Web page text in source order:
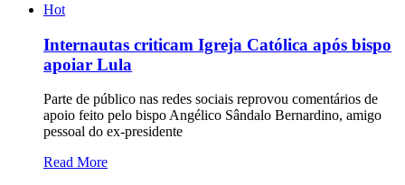
Hot
Internautas criticam Igreja Católica após bispo
apoiar Lula
Parte de público nas redes sociais reprovou comentários de
apoio feito pelo bispo Angélico Sândalo Bernardino, amigo
pessoal do ex-presidente
Read More